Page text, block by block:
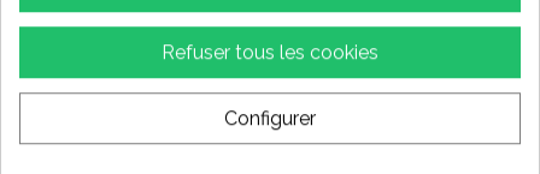
Refuser tous les cookies
Configurer